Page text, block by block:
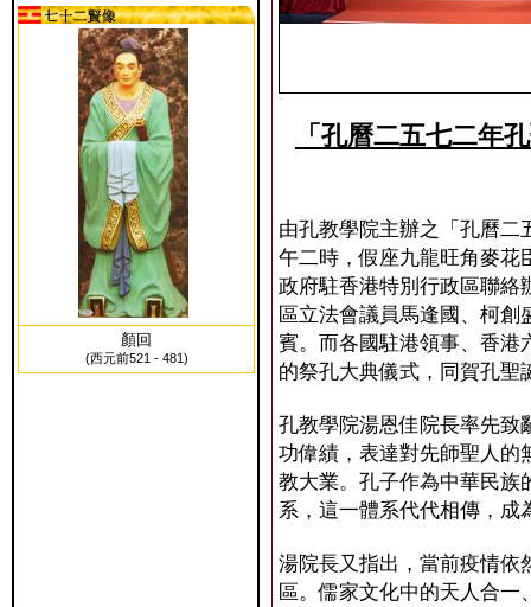
顏回
(西元前521 - 481)
「孔曆二五七二年
由孔教學院主辦之「孔曆二
午二時，假座九龍旺角麥花
政府駐香港特別行政區聯絡
區立法會議員馬逢國、柯
賓。而各國駐港領事、香港
的祭孔大典儀式，同賀孔聖
孔教學院湯恩佳院長率先致
功偉績，表達對先師聖人的
教大業。孔子作為中華民族
系，這一體系代代相傳，成
湯院長又指出，當前疫情依
區。儒家文化中的天人合